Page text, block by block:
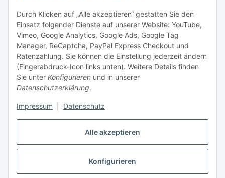
Alle akzeptieren
Konfigurieren
Durch Klicken auf „Alle akzeptieren“ gestatten Sie den
Einsatz folgender Dienste auf unserer Website: YouTube,
Vimeo, Google Analytics, Google Ads, Google Tag
Manager, ReCaptcha, PayPal Express Checkout und
Ratenzahlung. Sie können die Einstellung jederzeit ändern
(Fingerabdruck-Icon links unten). Weitere Details finden
Sie unter Konfigurieren und in unserer
Datenschutzerklärung.
Impressum Datenschutz
Abonnieren
Informationen
Gesetzliche Informationen
Vertrag widerrufen